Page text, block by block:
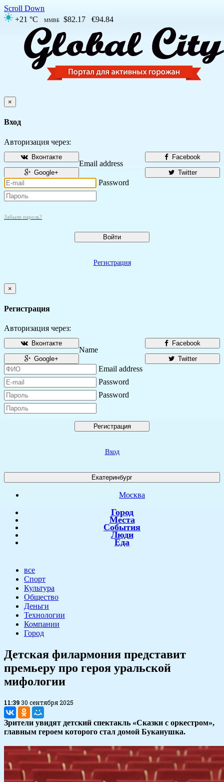
Scroll Down
+21 °C
ММВБ $82.17 €94.84
×
Вход
Авторизация через:
Facebook
Вконтакте
Twitter
Google+
Email address
Password
Забыли пароль?
Войти
Регистрация
×
Регистрация
Авторизация через:
Facebook
Вконтакте
Twitter
Google+
Name
Email address
Password
Password
Регистрация
Вход
Екатеринбург
Москва
Город
Места
События
Люди
Еда
все
Спорт
Культура
Общество
Деньги
Технологии
Компании
Город
Детская филармония представит
премьеру про героя уральской
мифологии
11:39 30 сентября 2025
Зрители увидят детский спектакль «Сказки с оркестром»,
главным героем которого стал домой Буканушка.